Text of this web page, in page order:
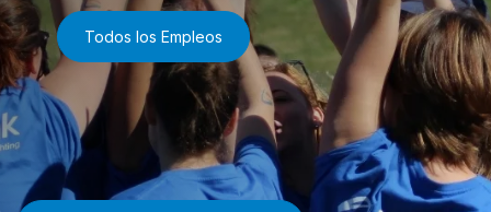
Todos los Empleos